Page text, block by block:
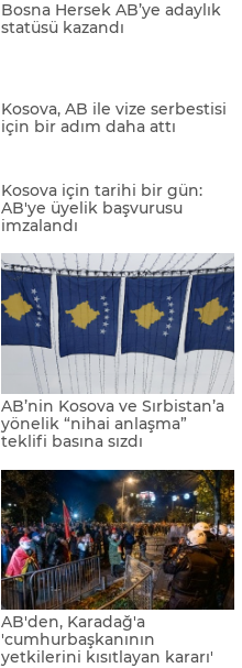
AB üyeliğini destekliyor
adaylık statüsünün istikrarı
etkilemeyeceğini düşünüyor
Bosna Hersek'e aday ülke
statüsü verilmesi
memnuniyetle karşılandı
Bosna Hersek AB’ye adaylık
statüsü kazandı